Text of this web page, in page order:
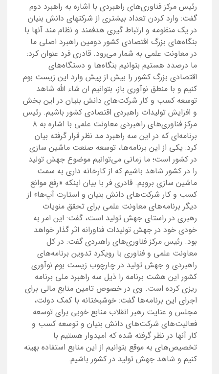
رئیس مرکز فناوری‌های راهبردی با اشاره به راهبرد دوم
گفت: وارد کردن تعداد بیشتری از شرکتهای دانش بنیان
در یک منظومه و ارتباط گیری هدفمند و نظام مند آنها با
بنگاه‌های بزرگ اقتصادی کشور دومین راهبرد اصلی ما
در معاونت علمی به شمار می‌رود. قادری فرد عنوان کرد:
ما درصدد هستیم بتوانیم بنگاه‌ها و دستگاه‌های
اقتصادی بزرگ کشور را بیش از پیش وارد این زیست بوم
کنیم و با منطق نوآوری باز، بتوانیم ان شاء الله شاهد
توسعه کسب و کار شرکت‌های دانش بنیان در این بخش
و افزایش تولیدات راهبردی اقتصادی کشور باشیم. رئیس
مرکز فناوری‌های راهبردی معاونت علمی با اشاره به ۸
برنامه‌ای که در این سه راهبرد مد نظر قرار گرفته بیان
کرد: یکی از این برنامه‌ها، توسعه صنعت ماشین سازی
در کشور است؛ ما زمانی می‌توانیم موضوع جهش تولید
را در کشور شاهد باشیم که از کارخانه داری به سمت
ماشین سازی برویم. قادری فر با بیان اینکه «رفع موانع
کسب و کار شرکت‌های دانش بنیان و استارت آپ‌ها» از
دیگر برنامه‌های معاونت علمی برای تحقق منویات
رهبری در راستای جهش تولید است، گفت: این امر به
خودی خود در جهش تولیدات فناورانه اثر گذار خواهد
بود. رئیس مرکز فناوری‌های راهبردی گفت: در کل
معاونت علمی و فناوری با رویکرد تدوین برنامه‌های
راهبردی و جهش تولید در چارچوب زیست بوم نوآوری
کشور این هشت برنامه را ذیل سه راهبرد ملی برنامه
ریزی کرده است. وی در خصوص تامین منابع مالی برای
اجرای این برنامه‌ها گفت: خوشبختانه با کمک دولت،
مجلس و عنایت رهبر انقلاب منابع خوبی برای توسعه
فعالیت‌های شرکت‌های دانش بنیان و توسعه کسب و
کار آنها در نظر گرفته شده که امیدوار هستیم با
تخصیص‌های به موقع بتوانیم از این منابع استفاده بهینه
کنیم و شاهد جهش تولید در کشور باشیم.